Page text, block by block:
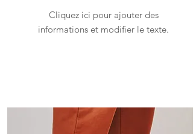
Cliquez ici pour ajouter des
informations et modifier le texte.